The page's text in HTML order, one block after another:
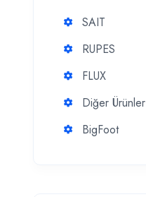
SAIT
RUPES
FLUX
Diğer Ürünler
BigFoot